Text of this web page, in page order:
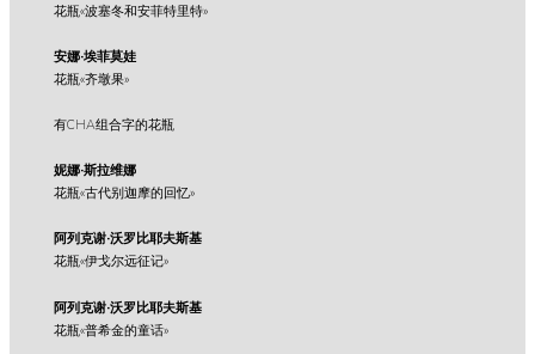
花瓶«波塞冬和安菲特里特»
安娜·埃菲莫娃
花瓶«齐墩果»
有CHA组合字的花瓶
妮娜·斯拉维娜
花瓶«古代别迦摩的回忆»
阿列克谢·沃罗比耶夫斯基
花瓶«伊戈尔远征记»
阿列克谢·沃罗比耶夫斯基
花瓶«普希金的童话»